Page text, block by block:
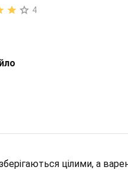
4
цілими, а